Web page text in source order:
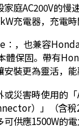
庭AC200V的慢
充電器，充電時
：，也兼容
體保固。帶有
裝更為靈活，能
或災害時使用的
）」（含稅
供應1500W的電